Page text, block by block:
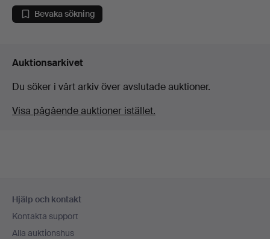
Bevaka sökning
Auktionsarkivet
Du söker i vårt arkiv över avslutade auktioner.
Visa pågående auktioner istället.
Hjälp och kontakt
Kontakta support
Alla auktionshus